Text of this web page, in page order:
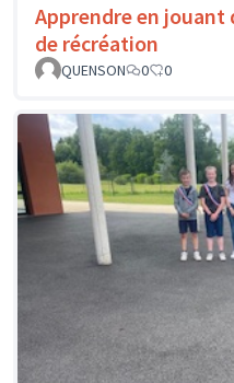
Apprendre en jouant
de récréation
QUENSON
0 0